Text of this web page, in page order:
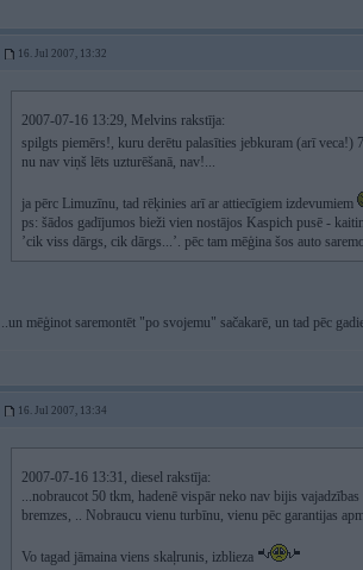
16. Jul 2007, 13:32
2007-07-16 13:29, Melvins rakstīja:
spilgts piemērs!, kuru derētu palasīties jebkuram (arī veca!)
nu nav viņš lēts uzturēšanā, nav!...
ja pērc Limuzīnu, tad rēķinies arī ar attiecīgiem izdevumiem
ps: šādos gadījumos bieži vien nostājos Kaspich pusē -
’cik viss dārgs, cik dārgs...’. pēc tam mēģina šos auto
..un mēģinot saremontēt "po svojemu" sačakarē, un tad pēc
16. Jul 2007, 13:34
2007-07-16 13:31, diesel rakstīja:
...nobraucot 50 tkm, hadenē vispār neko nav bijis
bremzes, .. Nobraucu vienu turbīnu, vienu pēc garantijas
Vo tagad jāmaina viens skaļrunis, izblieza